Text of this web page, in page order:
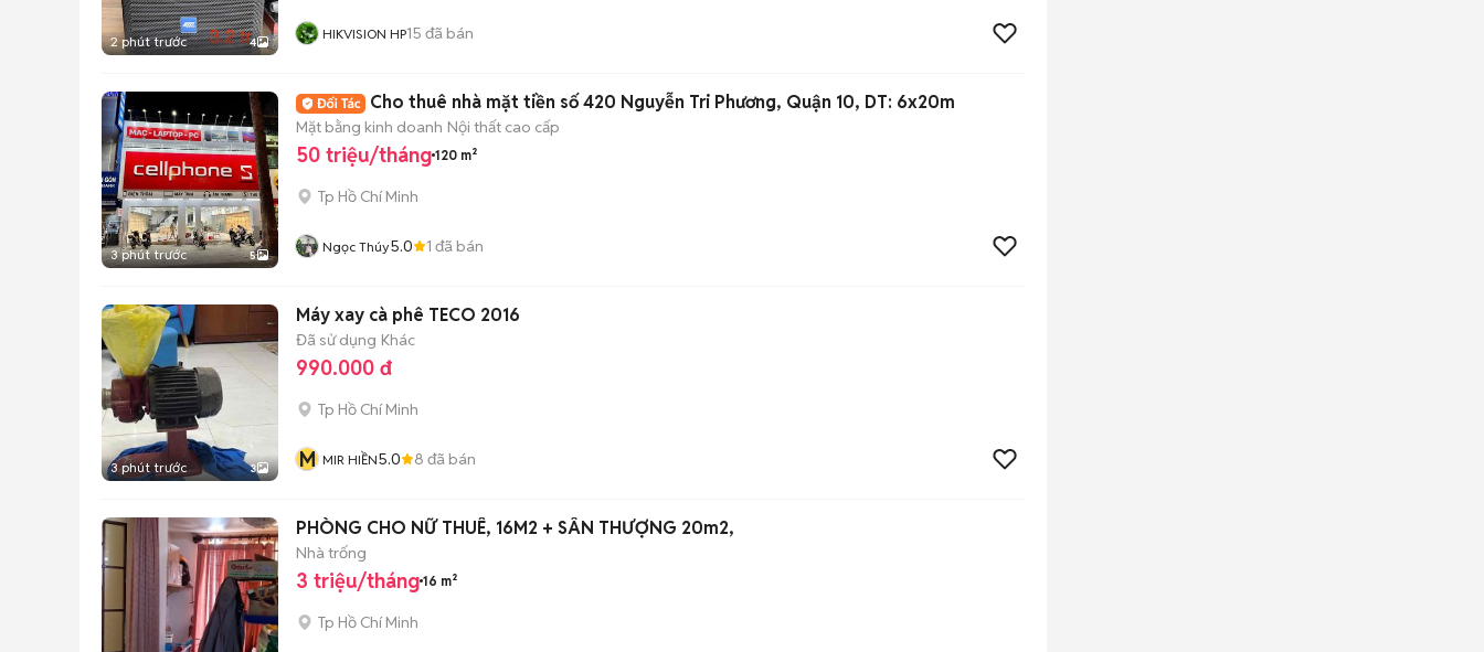
2 phút trước 4 HIKVISION HP15 đã bán
3 phút trước 5
Cho thuê nhà mặt tiền số 420 Nguyễn Tri Phương, Quận 10, DT: 6x20m
Mặt bằng kinh doanh Nội thất cao cấp
50 triệu/tháng 120 m²
Tp Hồ Chí Minh
Ngọc Thúy5.0 1 đã bán
3 phút trước 3
Máy xay cà phê TECO 2016
Đã sử dụng Khác
990.000 đ
Tp Hồ Chí Minh
M MIR HIỀN5.0 8 đã bán
PHÒNG CHO NỮ THUÊ, 16M2 + SÂN THƯỢNG 20m2,
Nhà trống
3 triệu/tháng 16 m²
Tp Hồ Chí Minh